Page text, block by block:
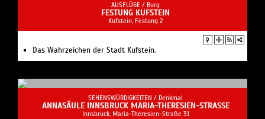
AUSFLÜGE / Burg
FESTUNG KUFSTEIN
Kufstein, Festung 2
Das Wahrzeichen der Stadt Kufstein.
SEHENSWÜRDIGKEITEN / Denkmal
ANNASÄULE INNSBRUCK MARIA-THERESIEN-STRASSE
Innsbruck, Maria-Theresien-Straße 31